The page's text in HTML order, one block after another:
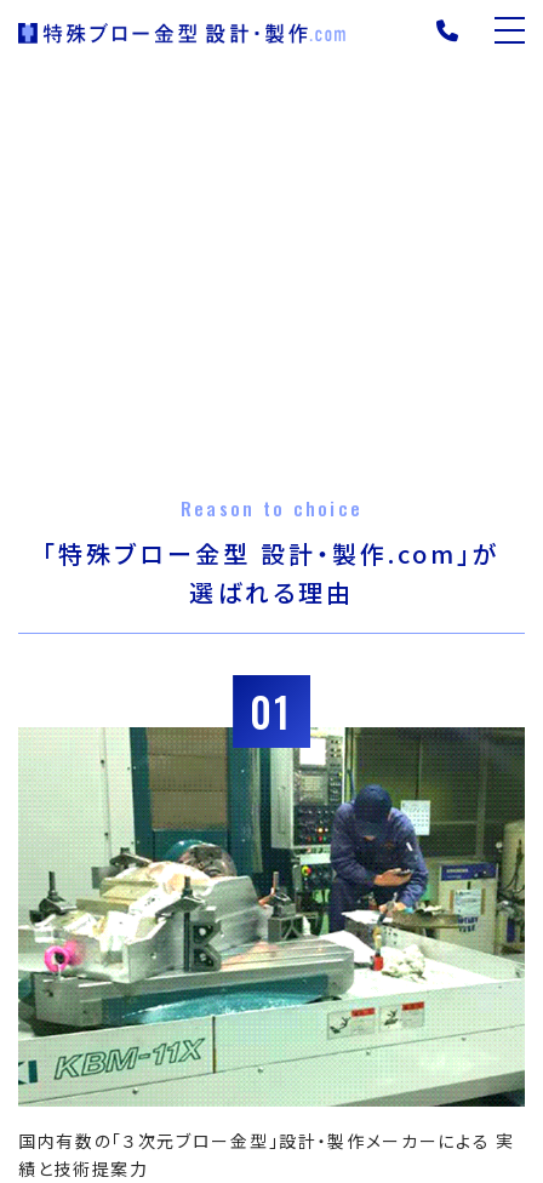
Reason to choice
「特殊ブロー金型 設計・製作.com」が
選ばれる理由
01
国内有数の「３次元ブロー金型」設計・製作メーカーによる 実
績と技術提案力